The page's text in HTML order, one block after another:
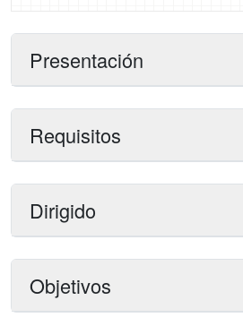
Presentación
Requisitos
Dirigido
Objetivos